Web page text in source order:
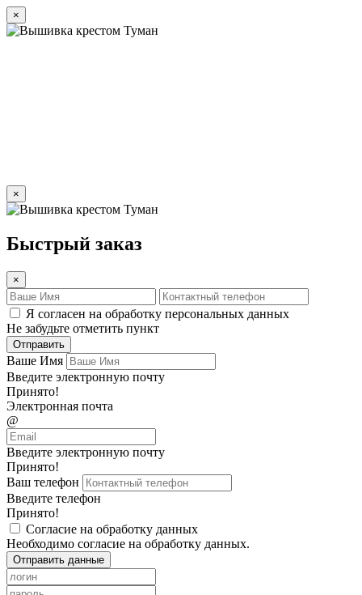
×
×
Быстрый заказ
×
Я согласен на обработку персональных данных
Не забудьте отметить пункт
Отправить
Ваше Имя
Введите электронную почту
Принято!
Электронная почта
@
Введите электронную почту
Принято!
Ваш телефон
Введите телефон
Принято!
Согласие на обработку данных
Необходимо согласие на обработку данных.
Отправить данные